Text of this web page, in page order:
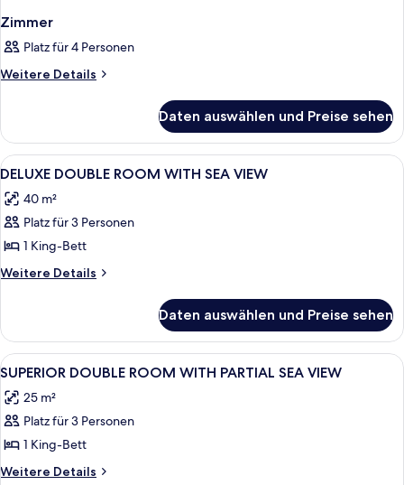
Zimmer
Platz für 4 Personen
Weitere Details
Weitere
Daten auswählen und Preise sehen
Alle
Fotos
für
DELUXE
DOUBLE
ROOM
VIEW
anzeigen
Ein Hotelzimmer mit Holzboden im
4
DELUXE DOUBLE ROOM WITH SEA VIEW
40 m²
Platz für 3 Personen
1 King-Bett
Weitere Details
Weitere
DOUBLE
ROOM
WITH
VIEW
Daten auswählen und Preise sehen
Alle
Fotos
für
SUPERIOR
DOUBLE
ROOM
2
SUPERIOR DOUBLE ROOM WITH PARTIAL SEA VIEW
25 m²
Platz für 3 Personen
1 King-Bett
Weitere Details
Weitere